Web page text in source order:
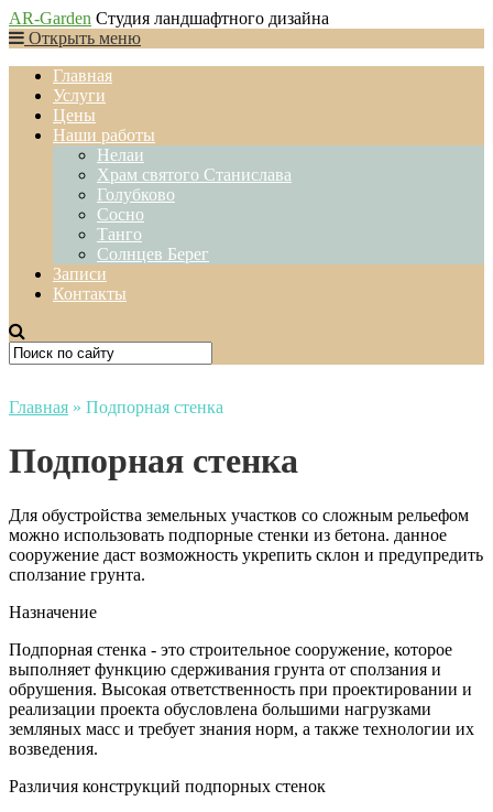
AR-Garden Студия ландшафтного дизайна
Открыть меню
Главная
Услуги
Цены
Наши работы
Нелаи
Храм святого Станислава
Голубково
Сосно
Танго
Солнцев Берег
Записи
Контакты
Главная » Подпорная стенка
Подпорная стенка
Для обустройства земельных участков со сложным рельефом
можно использовать подпорные стенки из бетона. данное
сооружение даст возможность укрепить склон и предупредить
сползание грунта.
Назначение
Подпорная стенка - это строительное сооружение, которое
выполняет функцию сдерживания грунта от сползания и
обрушения. Высокая ответственность при проектировании и
реализации проекта обусловлена большими нагрузками
земляных масс и требует знания норм, а также технологии их
возведения.
Различия конструкций подпорных стенок